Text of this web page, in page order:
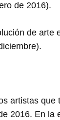
de 2016).
de arte
artistas
2016. En la